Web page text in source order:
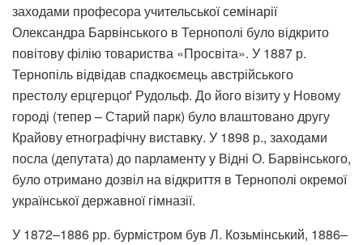
заходами професора учительської семінарії
Олександра Барвінського в Тернополі було відкрито
повітову філію товариства «Просвіта». У 1887 р.
Тернопіль відвідав спадкоємець австрійського
престолу ерцгерцоґ Рудольф. До його візиту у Новому
городі (тепер – Старий парк) було влаштовано другу
Крайову етнографічну виставку. У 1898 р., заходами
посла (депутата) до парламенту у Відні О. Барвінського,
було отримано дозвіл на відкриття в Тернополі окремої
української державної гімназії.
У 1872–1886 рр. бурмістром був Л. Козьмінський, 1886–